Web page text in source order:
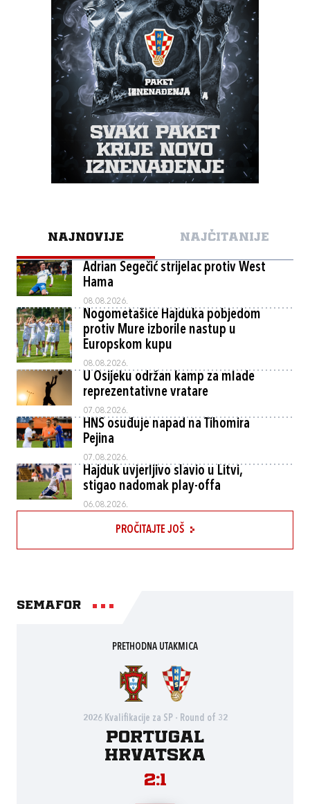
NAJNOVIJE NAJČITANIJE
Adrian Segečić strijelac protiv West
Hama
08.08.2026.
Nogometašice Hajduka pobjedom
protiv Mure izborile nastup u
Europskom kupu
08.08.2026.
U Osijeku održan kamp za mlade
reprezentativne vratare
07.08.2026.
HNS osuđuje napad na Tihomira
Pejina
07.08.2026.
Hajduk uvjerljivo slavio u Litvi,
stigao nadomak play-offa
06.08.2026.
PROČITAJTE JOŠ
Semafor
PRETHODNA UTAKMICA
2026 Kvalifikacije za SP - Round of 32
Portugal
Hrvatska
2:1